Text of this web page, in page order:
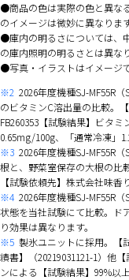
商品の色は実際の色と異な
のイメージは微妙に異なりま
庫内の明るさについては、
の庫内照明の明るさとは異な
写真・イラストはイメージで
※2 2026年度機種SJ-MF55R
のビタミンC溶出量の比較。
FB260353【試験結果】ビタミ
0.65mg/100g、「通常冷凍」
※3 2026年度機種SJ-MF55R
根と、野菜室保存の大根の比
【試験依頼先】株式会社味香
※4 2026年度機種SJ-MF55R
状態を当社試験にて比較。ド
り効果は異なります。
※5 製氷ユニットに採用。【
績書】（20219031121-1）他
ンによる【試験結果】99%以